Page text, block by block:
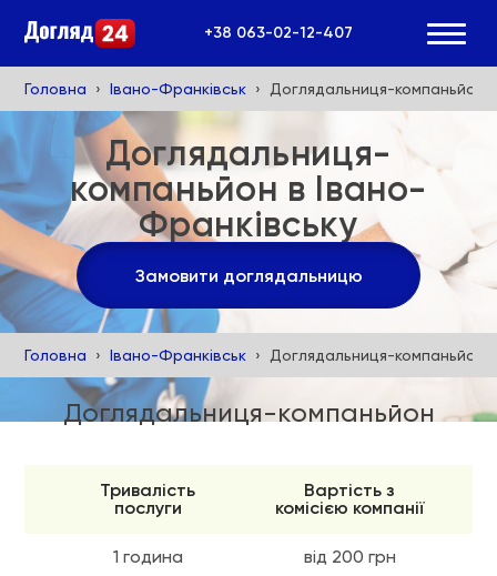
+38 063-02-12-407
Головна Івано-Франківськ Доглядальниця-компаньйон
Доглядальниця-
компаньйон в Івано-
Франківську
Замовити доглядальницю
Головна Івано-Франківськ Доглядальниця-компаньйон
Доглядальниця-компаньйон
Тривалість
послуги
Вартість з
комісією компанії
1 година від 200 грн